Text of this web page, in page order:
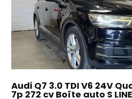
Audi Q7 3.0 TDI V6 24V
7p 272 cv Boîte auto S LINE